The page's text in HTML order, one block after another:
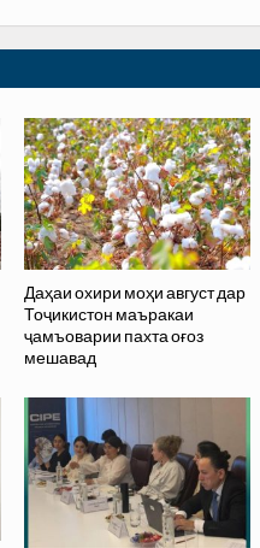
Даҳаи охири моҳи август дар
Тоҷикистон маъракаи
ҷамъоварии пахта оғоз
мешавад